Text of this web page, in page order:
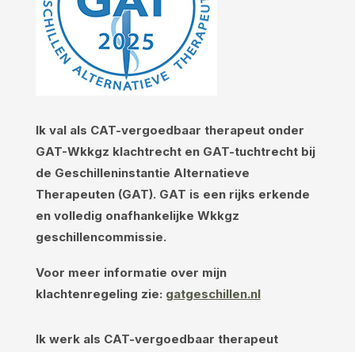
Ik val als CAT-vergoedbaar therapeut onder
GAT-Wkkgz klachtrecht en GAT-tuchtrecht bij
de Geschilleninstantie Alternatieve
Therapeuten (GAT). GAT is een rijks erkende
en volledig onafhankelijke Wkkgz
geschillencommissie.
Voor meer informatie over mijn
klachtenregeling zie: gatgeschillen.nl
Ik werk als CAT-vergoedbaar therapeut